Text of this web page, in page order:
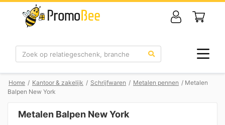
Zoek
Home / Kantoor & zakelijk / Schrijfwaren / Metalen pennen / Metalen
Balpen New York
Metalen Balpen New York